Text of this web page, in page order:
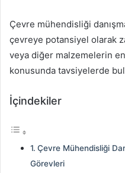
Çevre mühendisliği
çevreye potansiyel olarak
veya diğer malzemelerin
konusunda tavsiyelerde
İçindekiler
Çevre Mühendisliği
Görevleri